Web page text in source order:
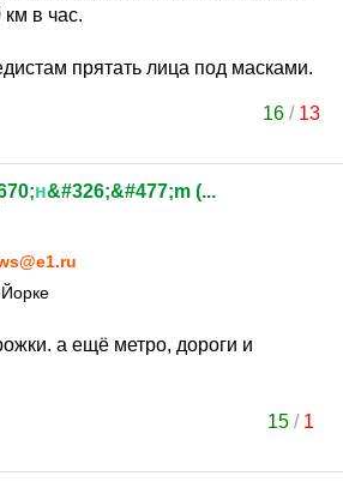
в час.
прятать лица под масками.
16/ 13
н&#326;&#477;m (...
а ещё метро, дороги и
15 / 1